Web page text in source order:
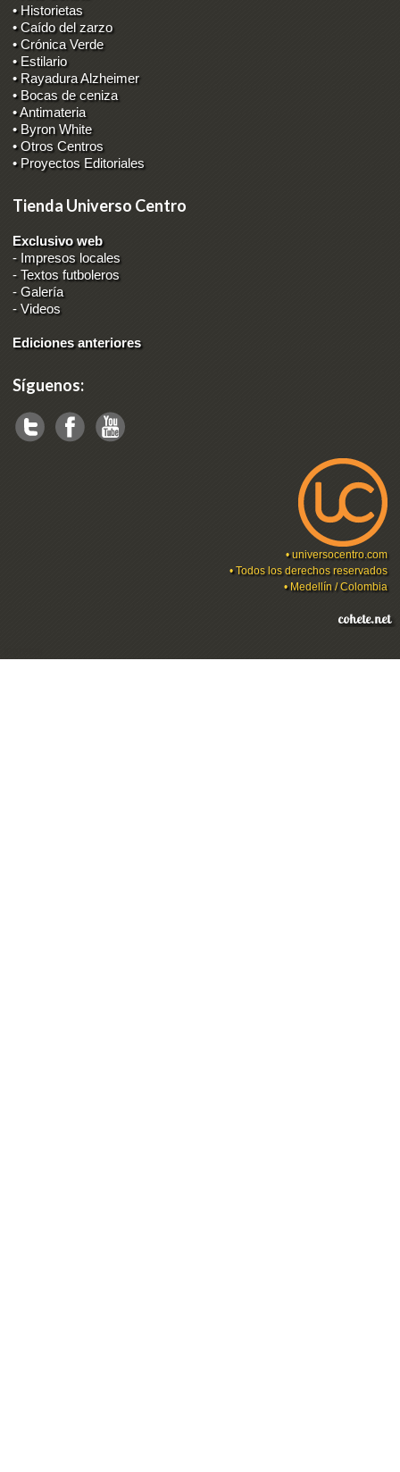
• Historietas
• Caído del zarzo
• Crónica Verde
• Estilario
• Rayadura Alzheimer
• Bocas de ceniza
• Antimateria
• Byron White
• Otros Centros
• Proyectos Editoriales
Tienda Universo Centro
Exclusivo web
- Impresos locales
-Textos futboleros
-Galería
-Videos
Ediciones anteriores
Síguenos:
•universocentro.com
• Todos los derechos reservados
• Medellín / Colombia